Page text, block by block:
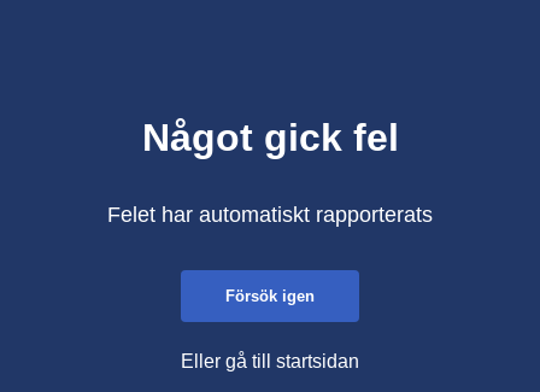
Något gick fel
Felet har automatiskt rapporterats
Försök igen
Eller gå till startsidan